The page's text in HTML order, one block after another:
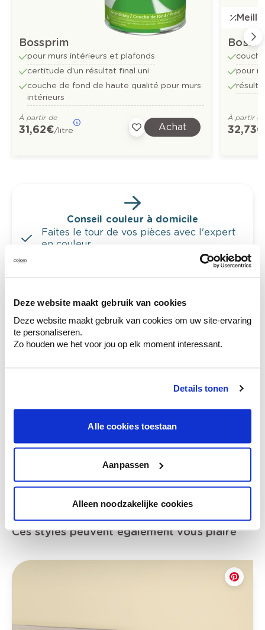
Deze website maakt gebruik van cookies
Deze website maakt gebruik van cookies om uw site-ervaring
te personaliseren.
Zo houden we het voor jou op elk moment interessant.
Details tonen
Alle cookies toestaan
Aanpassen
Alleen noodzakelijke cookies
Bossprim
pour murs intérieurs et plafonds
certitude d'un résultat final uni
couche de fond de haute qualité pour murs
intérieurs
À partir de
31,62 €/litre Achat
pour
À partir
32,73 €
Conseil couleur à domicile
Faites le tour de vos pièces avec l'expert
en couleur.
Obtenez un conseil couleur en fonction de
Obtenez un contrôle technologique de vos
Découvrez des échantillons de votre
Voyez les nuances assorties pour affiner
Obtenez des conseils personnalisés sur la
combinaison de couleurs.
Ces styles peuvent également vous plaire